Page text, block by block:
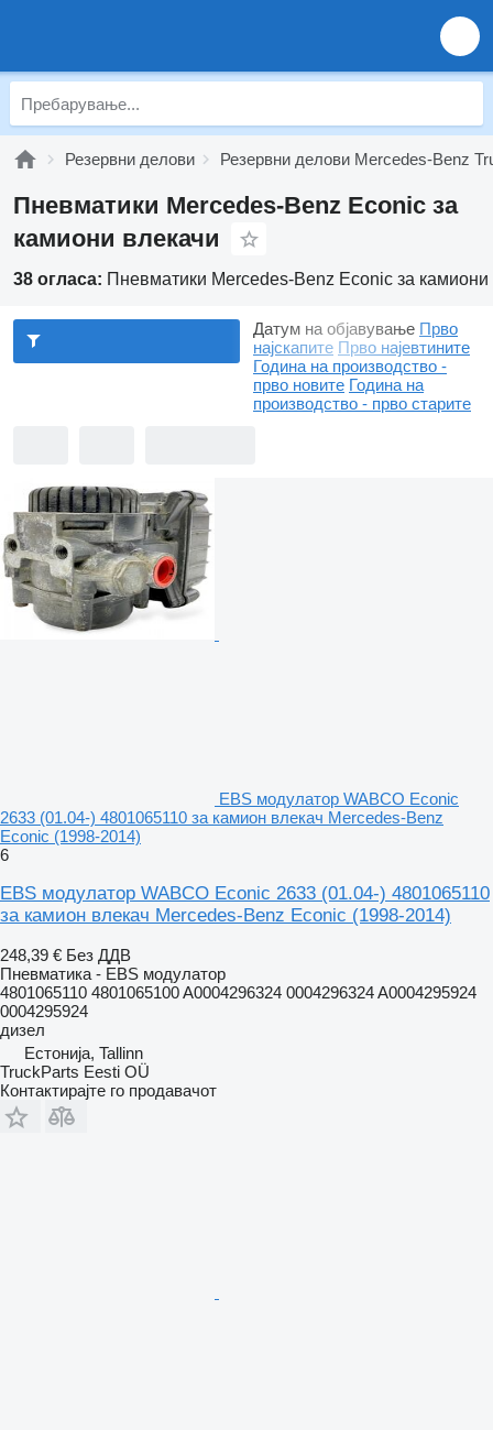
Резервни делови Резервни делови Mercedes-Benz
Пневматики Mercedes-Benz Econic за
камиони влекачи
38 огласа: Пневматики Mercedes-Benz Econic за камиони
Датум на објавување Прво
најскапите Прво најевтините
Година на производство -
прво новите Година на
производство - прво старите
EBS модулатор WABCO Econic
2633 (01.04-) 4801065110 за камион влекач Mercedes-Benz
Econic (1998-2014)
6
EBS модулатор WABCO Econic 2633 (01.04-) 4801065110
за камион влекач Mercedes-Benz Econic (1998-2014)
248,39 € Без ДДВ
Пневматика - EBS модулатор
4801065110 4801065100 A0004296324 0004296324 A0004295924
0004295924
дизел
Естонија, Tallinn
TruckParts Eesti OÜ
Контактирајте го продавачот